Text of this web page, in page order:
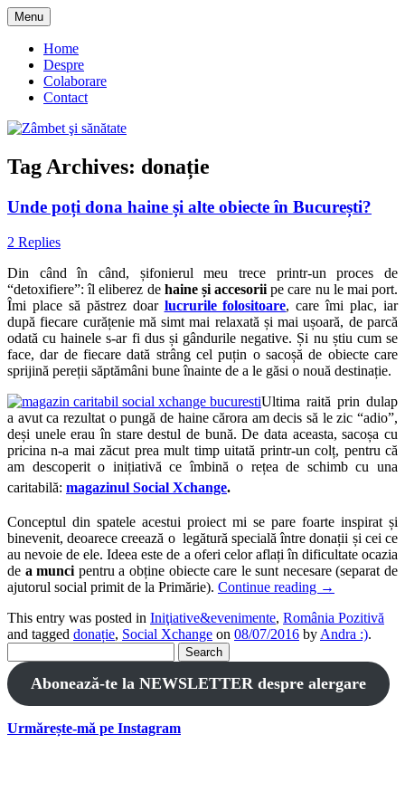
Skip
to
content
Zâmbet şi sănătate
Menu
Home
Despre
Colaborare
Contact
Tag Archives: donație
Unde poți dona haine și alte obiecte în București?
2 Replies
Din când în când, șifonierul meu trece printr-un proces de
“detoxifiere”: îl eliberez de haine și accesorii pe care nu le mai port.
Îmi place să păstrez doar lucrurile folositoare, care îmi plac, iar
după fiecare curățenie mă simt mai relaxată și mai ușoară, de parcă
odată cu hainele s-ar fi dus și gândurile negative. Și nu știu cum se
face, dar de fiecare dată strâng cel puțin o sacoșă de obiecte care
sprijină pereții săptămâni bune înainte de a le găsi o nouă destinație.
Ultima raită prin dulap
a avut ca rezultat o pungă de haine cărora am decis să le zic “adio”,
deși unele erau în stare destul de bună. De data aceasta, sacoșa cu
pricina n-a mai zăcut prea mult timp uitată printr-un colț, pentru că
am descoperit o inițiativă ce îmbină o rețea de schimb cu una
caritabilă: magazinul Social Xchange.
Conceptul din spatele acestui proiect mi se pare foarte inspirat și
binevenit, deoarece creează o legătură specială între donații și cei ce
au nevoie de ele. Ideea este de a oferi celor aflați în dificultate ocazia
de a munci pentru a obține obiecte care le sunt necesare (separat de
ajutorul social primit de la Primărie). Continue reading →
This entry was posted in Iniţiative&evenimente, România Pozitivă
and tagged donație, Social Xchange on 08/07/2016 by Andra :).
for:
Abonează-te la NEWSLETTER despre alergare
Urmărește-mă pe Instagram